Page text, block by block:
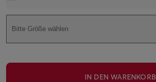
Bitte Größe wählen
IN DEN WARENKORB